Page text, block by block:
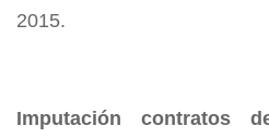
2015.
Imputación contratos